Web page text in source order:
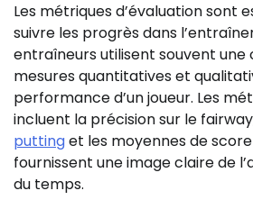
Les métriques d’évaluation sont
suivre les progrès dans
entraîneurs utilisent souvent une
mesures quantitatives et
performance d’un joueur. Les
incluent la précision sur le
puttinget les moyennes de
fournissent une image claire de
du temps.